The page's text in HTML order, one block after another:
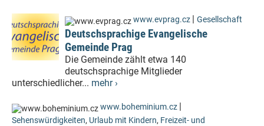
www.evprag.cz | Gesellschaft
Deutschsprachige Evangelische
Gemeinde Prag
Die Gemeinde zählt etwa 140
deutschsprachige Mitglieder
unterschiedlicher... mehr ›
www.boheminium.cz |
Sehenswürdigkeiten, Urlaub mit Kindern, Freizeit- und